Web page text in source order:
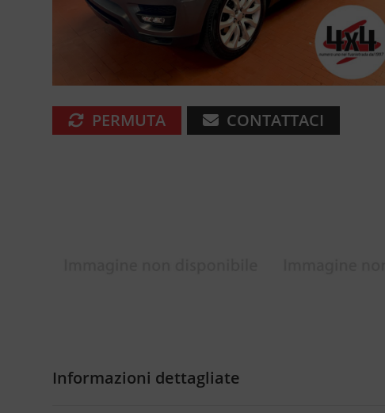
PERMUTA CONTATTACI
Informazioni dettagliate